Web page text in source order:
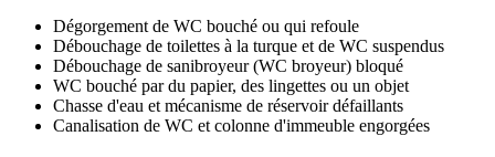
Dégorgement de WC bouché ou qui refoule
Débouchage de toilettes à la turque et de WC suspendus
Débouchage de sanibroyeur (WC broyeur) bloqué
WC bouché par du papier, des lingettes ou un objet
Chasse d'eau et mécanisme de réservoir défaillants
Canalisation de WC et colonne d'immeuble engorgées